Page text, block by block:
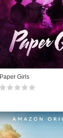
Paper Girls